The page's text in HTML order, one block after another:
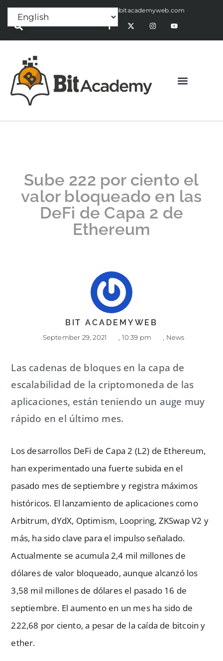
Press Release:alex@bitacademyweb.com
Sube 222 por ciento el
valor bloqueado en las
DeFi de Capa 2 de
Ethereum
BIT ACADEMYWEB
September 29, 2021 10:39 pm News
Las cadenas de bloques en la capa de
escalabilidad de la criptomoneda de las
aplicaciones, están teniendo un auge muy
rápido en el último mes.
Los desarrollos DeFi de Capa 2 (L2) de Ethereum,
han experimentado una fuerte subida en el
pasado mes de septiembre y registra máximos
históricos. El lanzamiento de aplicaciones como
Arbitrum, dYdX, Optimism, Loopring, ZKSwap V2 y
más, ha sido clave para el impulso señalado.
Actualmente se acumula 2,4 mil millones de
dólares de valor bloqueado, aunque alcanzó los
3,58 mil millones de dólares el pasado 16 de
septiembre. El aumento en un mes ha sido de
222,68 por ciento, a pesar de la caída de bitcoin y
ether.